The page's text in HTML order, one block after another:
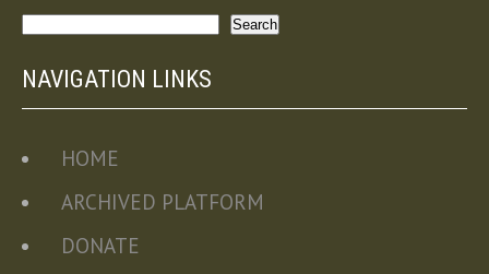
Search
NAVIGATION LINKS
HOME
ARCHIVED PLATFORM
DONATE